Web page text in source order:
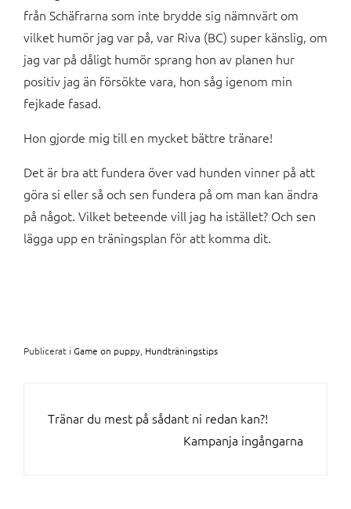
från Schäfrarna som inte brydde sig nämnvärt om
vilket humör jag var på, var Riva (BC) super känslig, om
jag var på dåligt humör sprang hon av planen hur
positiv jag än försökte vara, hon såg igenom min
fejkade fasad.
Hon gjorde mig till en mycket bättre tränare!
Det är bra att fundera över vad hunden vinner på att
göra si eller så och sen fundera på om man kan ändra
på något. Vilket beteende vill jag ha istället? Och sen
lägga upp en träningsplan för att komma dit.
Publicerat i Game on puppy Hundträningstips
INLÄGGSNAVIGERING
Tränar du mest på sådant ni redan kan?!
Kampanja ingångarna